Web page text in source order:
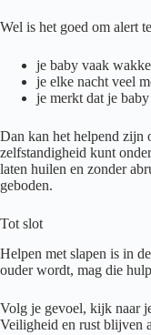
Wel is het goed om alert
je baby vaak
je elke nacht veel
je merkt dat je
Dan kan het helpend zijn
zelfstandigheid kunt
laten huilen en zonder
geboden.
Tot slot
Helpen met slapen is in
ouder wordt, mag die
Volg je gevoel, kijk naar
Veiligheid en rust blijven